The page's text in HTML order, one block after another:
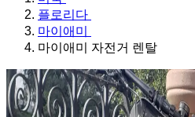
플로리다
마이애미
마이애미 자전거 렌탈